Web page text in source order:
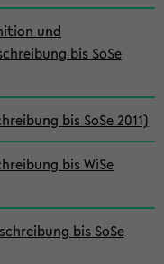
und
bis SoSe
bis SoSe 2011)
bis WiSe
bis SoSe